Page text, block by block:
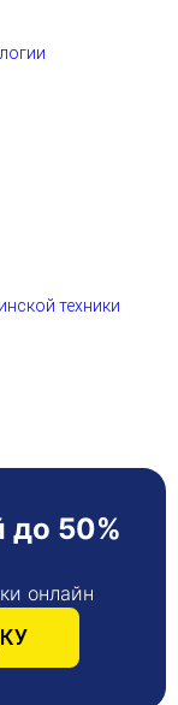
техники
до 50%
онлайн